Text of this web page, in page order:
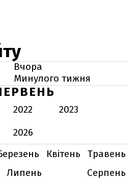
Вчора
Минулого тижня
2022
2023
2026
Квітень
Травень
Липень
Серпень